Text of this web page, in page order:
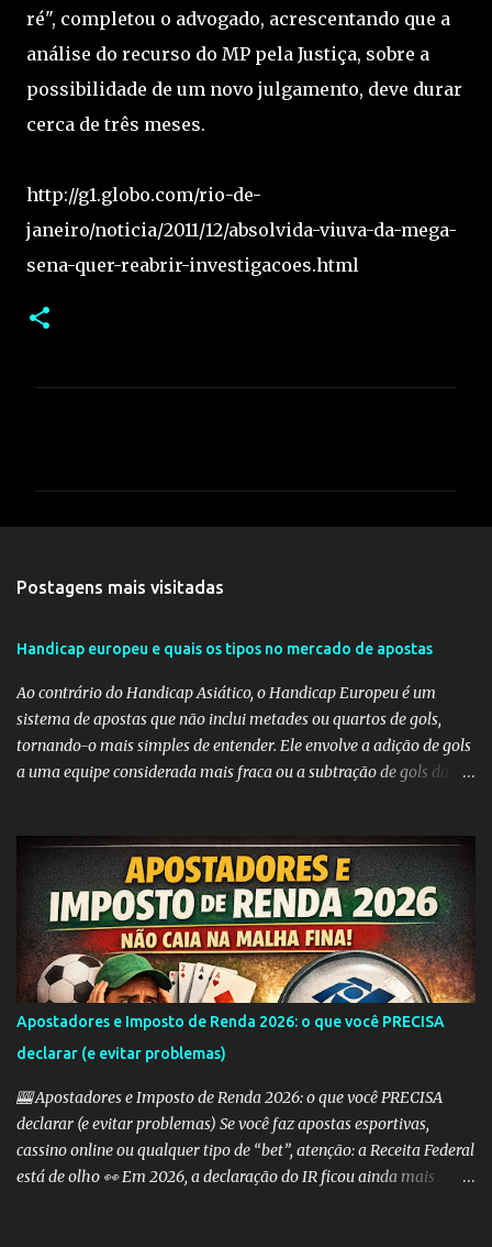
ré", completou o advogado, acrescentando que a
análise do recurso do MP pela Justiça, sobre a
possibilidade de um novo julgamento, deve durar
cerca de três meses.
http://g1.globo.com/rio-de-
janeiro/noticia/2011/12/absolvida-viuva-da-mega-
sena-quer-reabrir-investigacoes.html
o
s
Postagens mais visitadas
Handicap europeu e quais os tipos no mercado de apostas
Ao contrário do Handicap Asiático, o Handicap Europeu é um
sistema de apostas que não inclui metades ou quartos de gols,
tornando-o mais simples de entender. Ele envolve a adição de gols
a uma equipe considerada mais fraca ou a subtração de gols da
tornando-os mais atraentes para os apostadores. Aqui estão
alguns dos tipos mais comuns de Handicap Europeu no mercado
de apostas: Handicap Europeu +1: Nesta aposta, uma equipe é
considerada com uma vantagem de 1 gol antes mesmo do início do
jogo. Isso significa que, se a equipe perder por um gol de diferença,
a aposta é vencedora. Se houver um empate ou se a equipe ganhar,
a aposta também é vencedora. Handicap Europeu +2: Semelhante
ao exemplo anterior, aqui a equipe recebe uma vantagem de 2
gols. Isso significa que a aposta é vencedora se a equipe perder por
uma diferença de até 2 gols. Se a equipe perder por 3 ou m...
Apostadores e Imposto de Renda 2026: o que você PRECISA
declarar (e evitar problemas)
🎰 Apostadores e Imposto de Renda 2026: o que você PRECISA
declarar (e evitar problemas) Se você faz apostas esportivas,
cassino online ou qualquer tipo de “bet”, atenção: a Receita Federal
está de olho 👀 Em 2026, a declaração do IR ficou ainda mais